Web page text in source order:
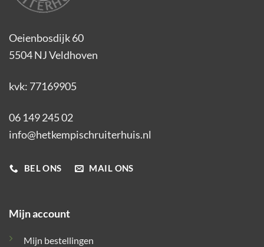
Oeienbosdijk 60
5504 NJ Veldhoven
kvk: 77169905
06 149 245 02
info@hetkempischruiterhuis.nl
BEL ONS MAIL ONS
Mijn account
Mijn bestellingen